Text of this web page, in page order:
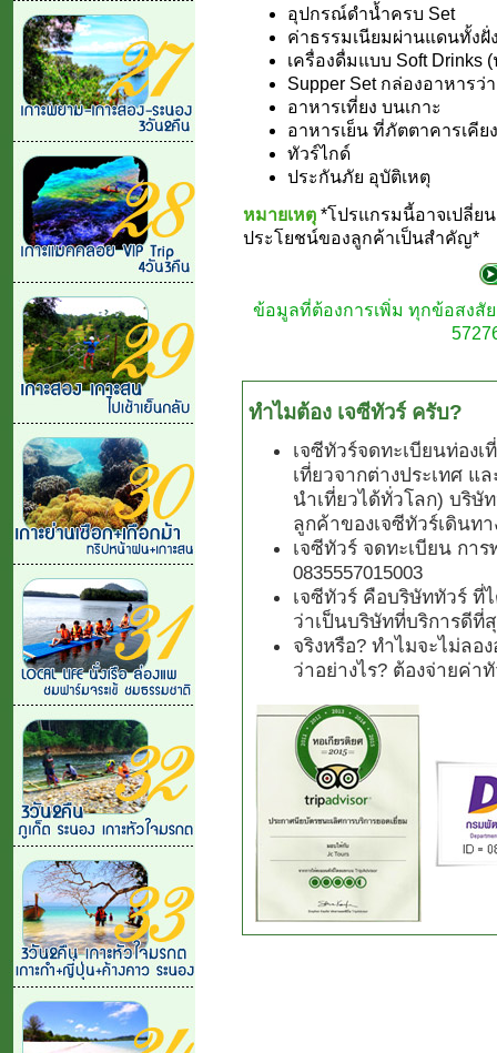
อุปกรณ์ดำน้ำครบ Set
ค่าธรรมเนียมผ่านแดนทั้งฝั่
เครื่องดื่มแบบ Soft Drinks
Supper Set กล่องอาหารว่
อาหารเที่ยง บนเกาะ
อาหารเย็น ที่ภัตตาคารเคีย
ทัวร์ไกด์
ประกันภัย อุบัติเหตุ
หมายเหตุ *โปรแกรมนี้อาจเปลี่ย
ประโยชน์ของลูกค้าเป็นสำคัญ*
ข้อมูลที่ต้องการเพิ่ม ทุกข้อสงสั
ทำไมต้อง เจซีทัวร์ ครับ?
เจซีทัวร์จดทะเบียนท่องเ
เที่ยวจากต่างประเทศ แ
นำเที่ยวได้ทั่วโลก) บริษั
ลูกค้าของเจซีทัวร์เดินทา
เจซีทัวร์ จดทะเบียน กา
0835557015003
เจซีทัวร์ คือบริษัททัวร์ ที่
ว่าเป็นบริษัทที่บริการดีที่
จริงหรือ? ทำไมจะไม่ลอ
ว่าอย่างไร? ต้องจ่ายค่